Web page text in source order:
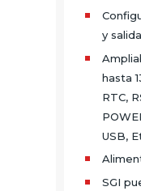
y
hasta
RTC,
USB,
SGI